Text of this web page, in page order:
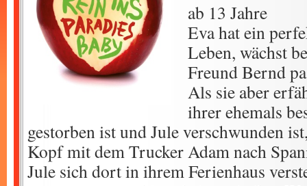
ab 13 Jahre
Eva hat ein
Leben, wächst
Freund Bernd
Als sie aber
ihrer ehemals
gestorben ist und Jule verschwunden
Kopf mit dem Trucker Adam nach
Jule sich dort in ihrem Ferienhaus